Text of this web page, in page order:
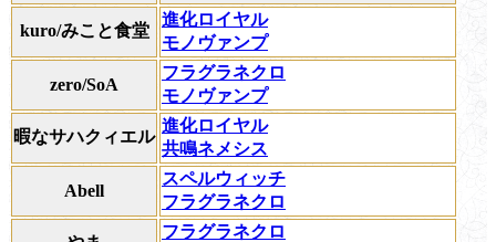
kuro/みこと食堂
進化ロイヤル
モノヴァンプ
zero/SoA
フラグラネクロ
モノヴァンプ
暇なサハクィエル
進化ロイヤル
共鳴ネメシス
Abell
スペルウィッチ
フラグラネクロ
フラグラネクロ